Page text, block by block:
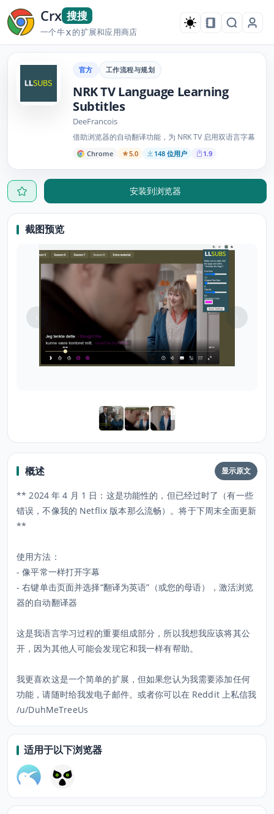
Crx 搜搜
一个牛X的扩展和应用商店
官方 工作流程与规划
NRK TV Language Learning
Subtitles
DeeFrancois
借助浏览器的自动翻译功能，为 NRK TV 启用双语言字幕
Chrome 5.0 148 位用户 1.9
安装到浏览器
截图预览
概述 显示原文
** 2024 年 4 月 1 日：这是功能性的，但已经过时了（有一些
错误，不像我的 Netflix 版本那么流畅）。将于下周末全面更新
**
使用方法：
- 像平常一样打开字幕
- 右键单击页面并选择“翻译为英语”（或您的母语），激活浏览
器的自动翻译器
这是我语言学习过程的重要组成部分，所以我想我应该将其公
开，因为其他人可能会发现它和我一样有帮助。
我更喜欢这是一个简单的扩展，但如果您认为我需要添加任何
功能，请随时给我发电子邮件。或者你可以在 Reddit 上私信我
/u/DuhMeTreeUs
适用于以下浏览器